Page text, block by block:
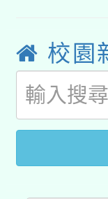
用水
動」
桃
開
校園